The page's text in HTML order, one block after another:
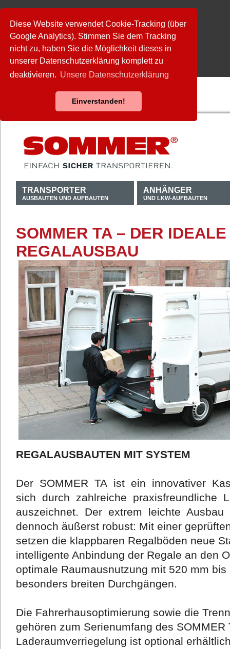
Diese Website verwendet Cookie-Tracking (über
Google Analytics). Stimmen Sie dem Tracking
nicht zu, haben Sie die Möglichkeit dieses in
unserer Datenschutzerklärung komplett zu
deaktivieren. Unsere Datenschutzerklärung
Einverstanden!
TRANSPORTER
AUSBAUTEN UND AUFBAUTEN
ANHÄNGER
UND LKW-AUFBAUTEN
SOMMER TA – DER
REGALAUSBAU
REGALAUSBAUTEN MIT SYSTEM
Der SOMMER TA ist ein innovativer
sich durch zahlreiche praxisfreundliche
auszeichnet. Der extrem leichte
dennoch äußerst robust: Mit einer
setzen die klappbaren Regalböden neue
intelligente Anbindung der Regale an den
optimale Raumausnutzung mit 520 mm
besonders breiten Durchgängen.
Die Fahrerhausoptimierung sowie die
gehören zum Serienumfang des SOMMER
Laderaumverriegelung ist optional